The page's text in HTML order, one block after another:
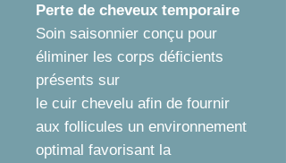
Perte de cheveux temporaire
Soin saisonnier conçu pour
éliminer les corps déficients
présents sur
le cuir chevelu afin de fournir
aux follicules un environnement
optimal favorisant la